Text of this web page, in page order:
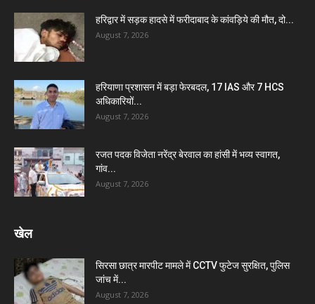
हरिद्वार में सड़क हादसे में फरीदाबाद के कांवड़िये की मौत, दो...
August 7, 2026
हरियाणा प्रशासन में बड़ा फेरबदल, 17 IAS और 7 HCS
अधिकारियों...
August 7, 2026
रजत पदक विजेता नरेंद्र बेरवाल का हांसी में भव्य स्वागत,
गांव...
August 7, 2026
खेल
सिरसा छात्र मारपीट मामले में CCTV फुटेज सुरक्षित, पुलिस
जांच में...
August 7, 2026